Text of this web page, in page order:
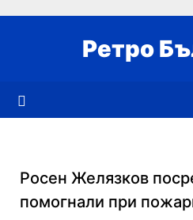
Ретро
Росен Желязков
помогнали при